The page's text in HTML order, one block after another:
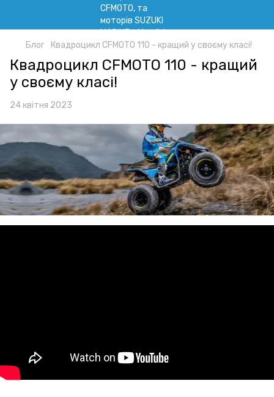
Блог Квадроцикл CFMOTO 110 - кращий у своєму класі!
Квадроцикл CFMOTO 110 - кращий
у своєму класі!
24 квітня 2023